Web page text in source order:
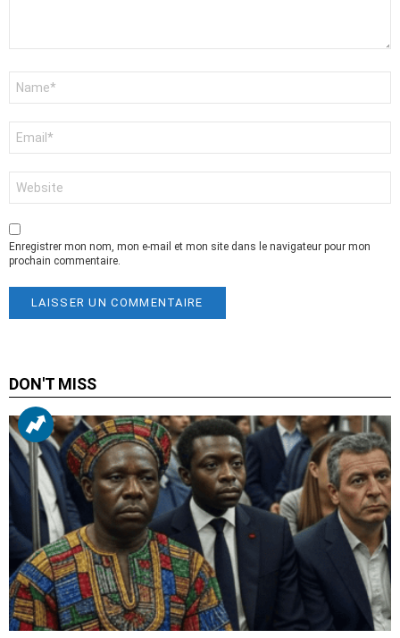
mail
*
web
Enregistrer mon nom, mon e-mail et mon site dans le navigateur pour mon
prochain commentaire.
DON'T MISS